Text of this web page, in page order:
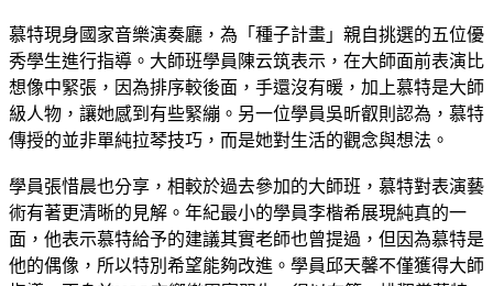
慕特現身國家音樂演奏廳，為「種子計畫」親自挑選的五位優
秀學生進行指導。大師班學員陳云筑表示，在大師面前表演比
想像中緊張，因為排序較後面，手還沒有暖，加上慕特是大師
級人物，讓她感到有些緊繃。另一位學員吳昕叡則認為，慕特
傳授的並非單純拉琴技巧，而是她對生活的觀念與想法。
學員張惜晨也分享，相較於過去參加的大師班，慕特對表演藝
術有著更清晰的見解。年紀最小的學員李楷希展現純真的一
面，他表示慕特給予的建議其實老師也曾提過，但因為慕特是
他的偶像，所以特別希望能夠改進。學員邱天馨不僅獲得大師